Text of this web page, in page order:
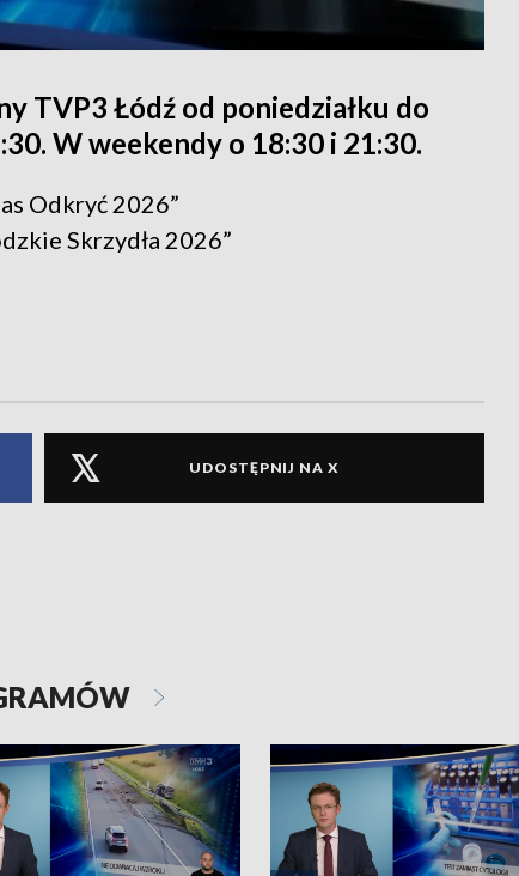
TVP3 Łódź od poniedziałku do
W weekendy o 18:30 i 21:30.
Odkryć 2026”
Skrzydła 2026”
UDOSTĘPNIJ NA X